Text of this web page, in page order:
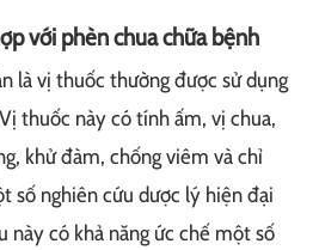
với phèn chua chữa bệnh
là vị thuốc thường được sử dụng
thuốc này có tính ấm, vị chua,
khử đàm, chống viêm và chỉ
số nghiên cứu dược lý hiện đại
này có khả năng ức chế một số